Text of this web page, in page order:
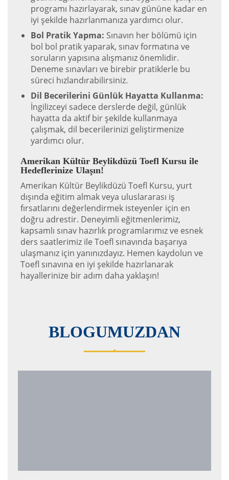
programı hazırlayarak, sınav gününe kadar en
iyi şekilde hazırlanmanıza yardımcı olur.
Bol Pratik Yapma: Sınavın her bölümü için
bol bol pratik yaparak, sınav formatına ve
soruların yapısına alışmanız önemlidir.
Deneme sınavları ve birebir pratiklerle bu
süreci hızlandırabilirsiniz.
Dil Becerilerini Günlük Hayatta Kullanma:
İngilizceyi sadece derslerde değil, günlük
hayatta da aktif bir şekilde kullanmaya
çalışmak, dil becerilerinizi geliştirmenize
yardımcı olur.
Amerikan Kültür Beylikdüzü Toefl Kursu ile
Hedeflerinize Ulaşın!
Amerikan Kültür Beylikdüzü Toefl Kursu, yurt
dışında eğitim almak veya uluslararası iş
fırsatlarını değerlendirmek isteyenler için en
doğru adrestir. Deneyimli eğitmenlerimiz,
kapsamlı sınav hazırlık programlarımız ve esnek
ders saatlerimiz ile Toefl sınavında başarıya
ulaşmanız için yanınızdayız. Hemen kaydolun ve
Toefl sınavına en iyi şekilde hazırlanarak
hayallerinize bir adım daha yaklaşın!
BLOGUMUZDAN